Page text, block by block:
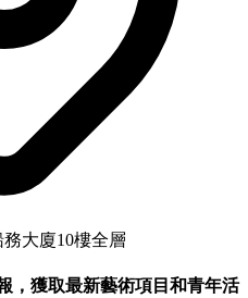
大廈10樓全層
，獲取最新藝術項目和青年活